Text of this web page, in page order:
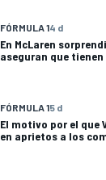
FÓRMULA 14 d
En McLaren
aseguran que
FÓRMULA 15 d
El motivo por el que
en aprietos a los